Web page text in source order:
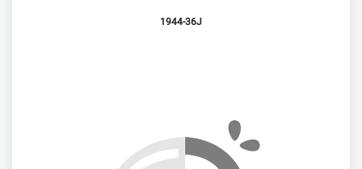
1944-36J